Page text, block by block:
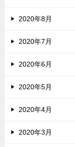
2020年8月
2020年7月
2020年6月
2020年5月
2020年4月
2020年3月